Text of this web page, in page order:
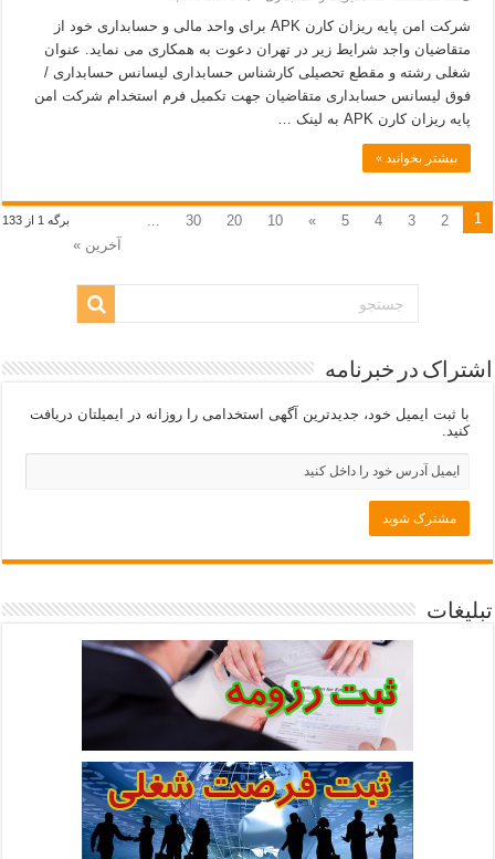
شرکت امن پایه ریزان کارن APK برای واحد مالی و حسابداری خود از
متقاضیان واجد شرایط زیر در تهران دعوت به همکاری می نماید. عنوان
شغلی رشته و مقطع تحصیلی کارشناس حسابداری لیسانس حسابداری /
فوق لیسانس حسابداری متقاضیان جهت تکمیل فرم استخدام شرکت امن
پایه ریزان کارن APK به لینک …
بیشتر بخوانید »
برگه 1 از 133 1
2
3
4
5
»
10
20
30
...
آخرین »
اشتراک در خبرنامه
با ثبت ایمیل خود، جدیدترین آگهی استخدامی را روزانه در ایمیلتان دریافت
کنید.
تبلیغات